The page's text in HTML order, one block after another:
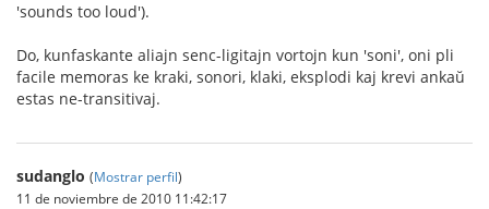
'sounds too loud').
Do, kunfaskante aliajn senc-ligitajn vortojn kun 'soni', oni pli
facile memoras ke kraki, sonori, klaki, eksplodi kaj krevi ankaŭ
estas ne-transitivaj.
sudanglo (Mostrar perfil)
11 de noviembre de 2010 11:42:17